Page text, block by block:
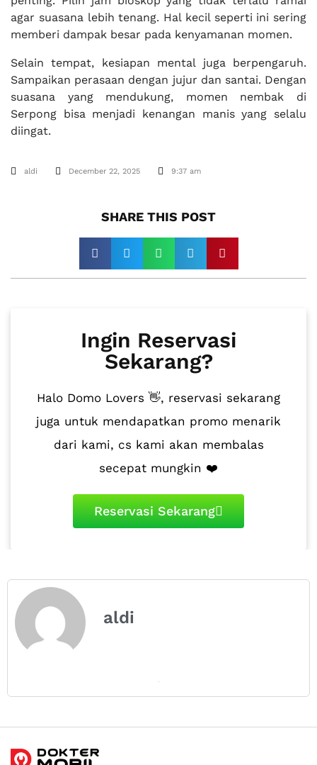
agar suasana lebih tenang. Hal kecil seperti ini sering
memberi dampak besar pada kenyamanan momen.
Selain tempat, kesiapan mental juga berpengaruh.
Sampaikan perasaan dengan jujur dan santai. Dengan
suasana yang mendukung, momen nembak di
Serpong bisa menjadi kenangan manis yang selalu
diingat.
aldi December 22, 2025 9:37 am
SHARE THIS POST​
Ingin Reservasi
Sekarang?
Halo Domo Lovers 👋, reservasi sekarang
juga untuk mendapatkan promo menarik
dari kami, cs kami akan membalas
secepat mungkin ❤️
Reservasi Sekarang
aldi